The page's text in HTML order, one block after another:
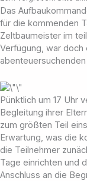
Das
für die kommenden
Zeltbaumeister im
Verfügung, war doch
Pünktlich um 17 Uhr
Begleitung ihrer
zum größten Teil
Erwartung, was die
die Teilnehmer
Tage einrichten und
Anschluss an die